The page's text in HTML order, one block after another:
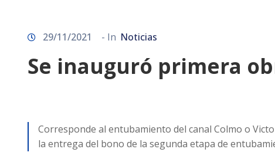
29/11/2021 - In Noticias
Se inauguró primera
Corresponde al entubamiento del canal Colmo o
la entrega del bono de la segunda etapa de